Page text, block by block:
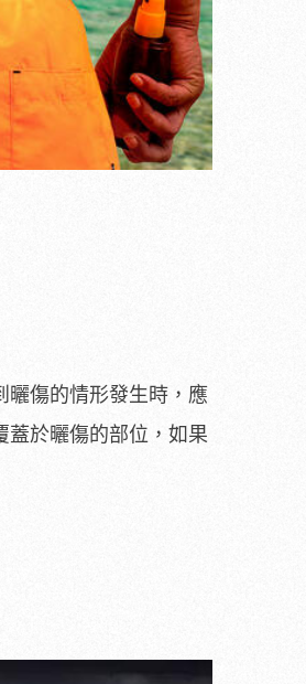
曬傷的情形發生時，應
蓋於曬傷的部位，如果